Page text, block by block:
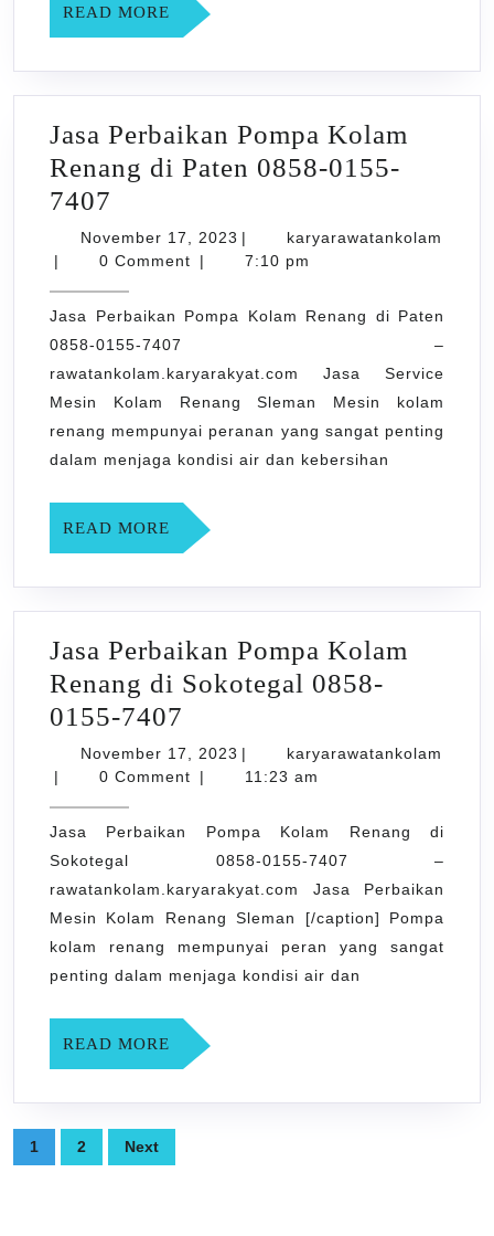
READ MORE READ
MORE
Jasa Perbaikan Pompa Kolam
Renang di Paten 0858-0155-
7407
Perbaikan
Pompa
Kolam
Renang
di
Paten
0858-
0155-
7407
November 17, 2023 November
17,
|
karyarawatankolam
karyarawatankolam
| 0 Comment | 7:10 pm
Jasa Perbaikan Pompa Kolam Renang di Paten
0858-0155-7407 –
rawatankolam.karyarakyat.com Jasa Service
Mesin Kolam Renang Sleman Mesin kolam
renang mempunyai peranan yang sangat penting
dalam menjaga kondisi air dan kebersihan
READ MORE READ
MORE
Jasa Perbaikan Pompa Kolam
Renang di Sokotegal 0858-
0155-7407
Perbaikan
Pompa
Renang
di
Sokotegal
0858-
0155-
7407
November 17, 2023 November
17,
|
karyarawatankolam
karyarawatankolam
| 0 Comment | 11:23 am
Jasa Perbaikan Pompa Kolam Renang di
Sokotegal 0858-0155-7407 –
rawatankolam.karyarakyat.com Jasa Perbaikan
Mesin Kolam Renang Sleman [/caption] Pompa
kolam renang mempunyai peran yang sangat
penting dalam menjaga kondisi air dan
READ MORE READ
MORE
Posts
pagination
1 2 Next